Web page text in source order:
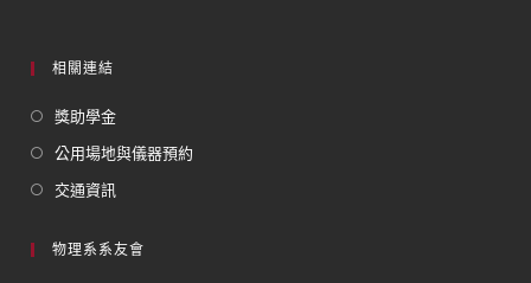
相關連結
獎助學金
公用場地與儀器預約
交通資訊
物理系系友會